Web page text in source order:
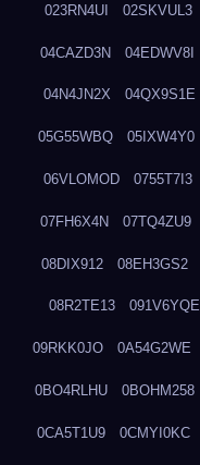
023RN4UI 02SKVUL3
04CAZD3N 04EDWV8I
04N4JN2X 04QX9S1E
05G55WBQ 05IXW4Y0
06VLOMOD 0755T7I3
07FH6X4N 07TQ4ZU9
08DIX912 08EH3GS2
08R2TE13 091V6YQE
09RKK0JO 0A54G2WE
0BO4RLHU 0BOHM258
0CA5T1U9 0CMYI0KC